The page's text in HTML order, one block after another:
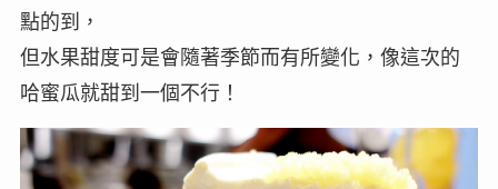
點的到，
但水果甜度可是會隨著季節而有所變化，像這次的
哈蜜瓜就甜到一個不行！